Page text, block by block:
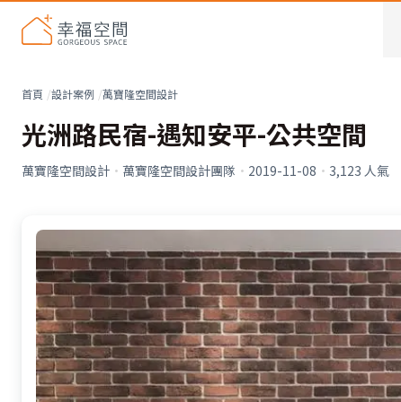
首頁 設計案例 萬寶隆空間設計
光洲路民宿-遇知安平-公共空間
萬寶隆空間設計 · 萬寶隆空間設計團隊 · 2019-11-08 · 3,123 人氣